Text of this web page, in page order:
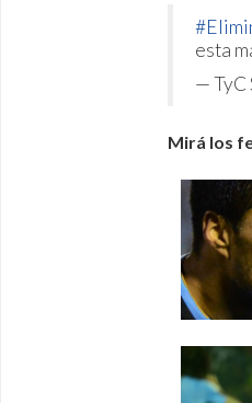
esta
— TyC
Mirá los